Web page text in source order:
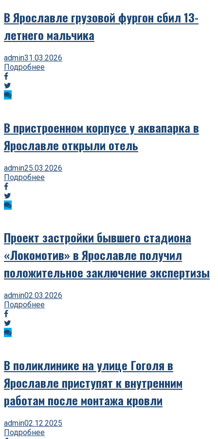
В Ярославле грузовой фургон сбил 13-
летнего мальчика
admin31.03.2026
Подробнее
В пристроенном корпусе у аквапарка в
Ярославле открыли отель
admin25.03.2026
Подробнее
Проект застройки бывшего стадиона
«Локомотив» в Ярославле получил
положительное заключение экспертизы
admin02.03.2026
Подробнее
В поликлинике на улице Гоголя в
Ярославле приступят к внутренним
работам после монтажа кровли
admin02.12.2025
Подробнее